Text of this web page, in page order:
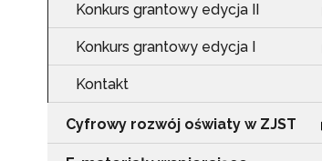
Konkurs grantowy edycja II
Konkurs grantowy edycja I
Kontakt
Cyfrowy rozwój oświaty w ZJST